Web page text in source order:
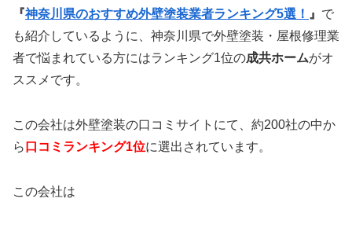
『神奈川県のおすすめ外壁塗装業者ランキング5選！ 』 で
も紹介しているように、神奈川県で外壁塗装・屋根修理業
者で悩まれている方にはランキング1位の成共ホームがオ
ススメです。
この会社は外壁塗装の口コミサイトにて、約200社の中か
ら 口コミランキング1位に選出されています。
この会社は